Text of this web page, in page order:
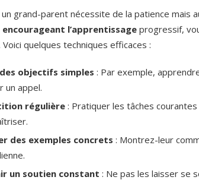
un grand-parent nécessite de la patience mais
encourageant l’apprentissage progressif,
quelques techniques efficaces :
objectifs simples : Par exemple,
un appel.
régulière: Pratiquer les tâches
des exemples concrets : Montrez-leur
un soutien constant : Ne pas les laisser se